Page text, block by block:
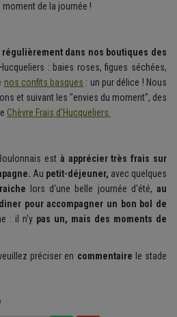
de la journée !
dans nos boutiques des
: baies roses, figues séchées,
nos confits basques : un pur délice ! Nous
et suivant les "envies du moment", des
Chèvre Frais d'Hucqueliers.
est à apprécier très frais sur
Au petit-déjeuner, avec quelques
lors d'une belle journée d'été,au
pour accompagner un bon bol de
: il n'y pas un, mais des moments de
préciser en commentaire le stade